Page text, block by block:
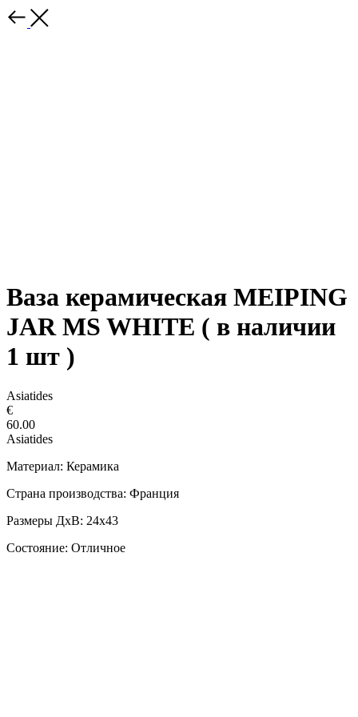
Ваза керамическая MEIPING
JAR MS WHITE ( в наличии
1 шт )
Asiatides
€
60.00
Asiatides
Материал: Керамика
Страна производства: Франция
Размеры ДxВ: 24х43
Состояние: Отличное